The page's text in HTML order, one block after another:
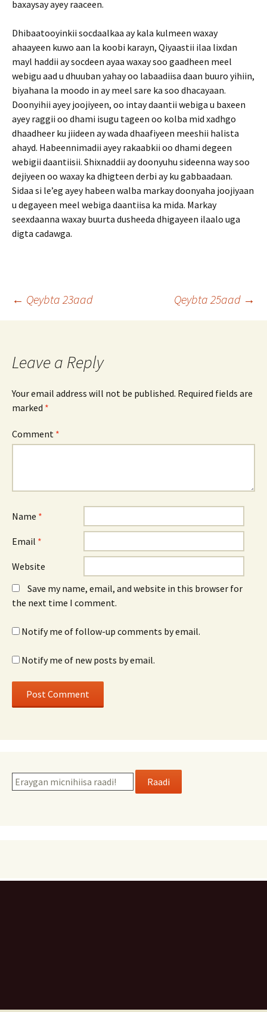
baxaysay ayey raaceen.
Dhibaatooyinkii socdaalkaa ay kala kulmeen waxay
ahaayeen kuwo aan la koobi karayn, Qiyaastii ilaa lixdan
mayl haddii ay socdeen ayaa waxay soo gaadheen meel
webigu aad u dhuuban yahay oo labaadiisa daan buuro yihiin,
biyahana la moodo in ay meel sare ka soo dhacayaan.
Doonyihii ayey joojiyeen, oo intay daantii webiga u baxeen
ayey raggii oo dhami isugu tageen oo kolba mid xadhgo
dhaadheer ku jiideen ay wada dhaafiyeen meeshii halista
ahayd. Habeennimadii ayey rakaabkii oo dhami degeen
webigii daantiisii. Shixnaddii ay doonyuhu sideenna way soo
dejiyeen oo waxay ka dhigteen derbi ay ku gabbaadaan.
Sidaa si le’eg ayey habeen walba markay doonyaha joojiyaan
u degayeen meel webiga daantiisa ka mida. Markay
seexdaanna waxay buurta dusheeda dhigayeen ilaalo uga
digta cadawga.
Post
← Qeybta 23aad Qeybta 25aad →
Leave a Reply
Your email address will not be published. Required fields are
marked *
Comment *
Name *
Email *
Website
Save my name, email, and website in this browser for
the next time I comment.
Notify me of follow-up comments by email.
Notify me of new posts by email.
Raadi